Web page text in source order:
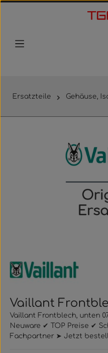
Zum Hauptinhalt springen
Ersatzteile Gehäuse,
Vaillant
Vaillant Frontblech, unten
Neuware ✔ TOP Preise ✔
Fachpartner ➤ Jetzt